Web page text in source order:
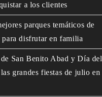
a los clientes
parques temáticos de
disfrutar en familia
San Benito Abad y Día del
grandes fiestas de julio en